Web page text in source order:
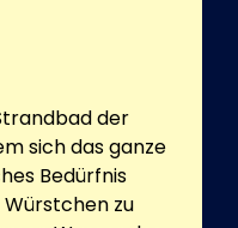
der
sich das ganze
Bedürfnis
zu